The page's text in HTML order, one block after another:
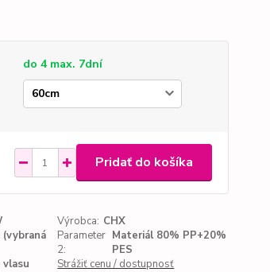
do 4 max. 7dní
Pridať do košíka
Výrobca: CHX
(vybraná
Parameter
2:
Materiál 80% PP+20%
PES
vlasu
Strážiť cenu / dostupnosť